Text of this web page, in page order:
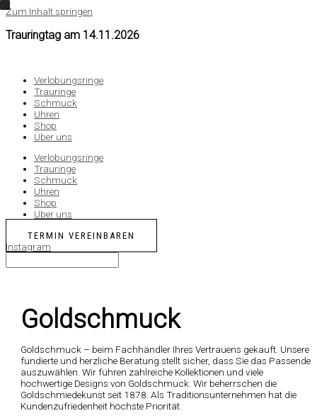
Zum Inhalt springen
Trauringtag am 14.11.2026
Verlobungsringe
Trauringe
Schmuck
Uhren
Shop
Über uns
Verlobungsringe
Trauringe
Schmuck
Uhren
Shop
Über uns
TERMIN VEREINBAREN
Instagram
Goldschmuck
Goldschmuck – beim Fachhändler Ihres Vertrauens gekauft. Unsere
fundierte und herzliche Beratung stellt sicher, dass Sie das Passende
auszuwählen. Wir führen zahlreiche Kollektionen und viele
hochwertige Designs von Goldschmuck. Wir beherrschen die
Goldschmiedekunst seit 1878. Als Traditionsunternehmen hat die
Kundenzufriedenheit höchste Priorität.